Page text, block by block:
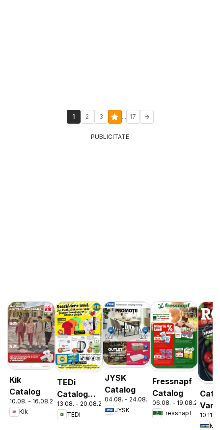
1 2 3 ... 17
PUBLICITATE
Kik
Catalog
10.08. - 16.08.2026
Kik
TEDi
Catalog
Chitila
13.08. - 20.08.2026
TEDi
JYSK
Catalog
04.08. - 24.08.2026
JYSK
Fressnapf
Catalog
06.08. - 19.08.2026
Fressnapf
de
10.11.